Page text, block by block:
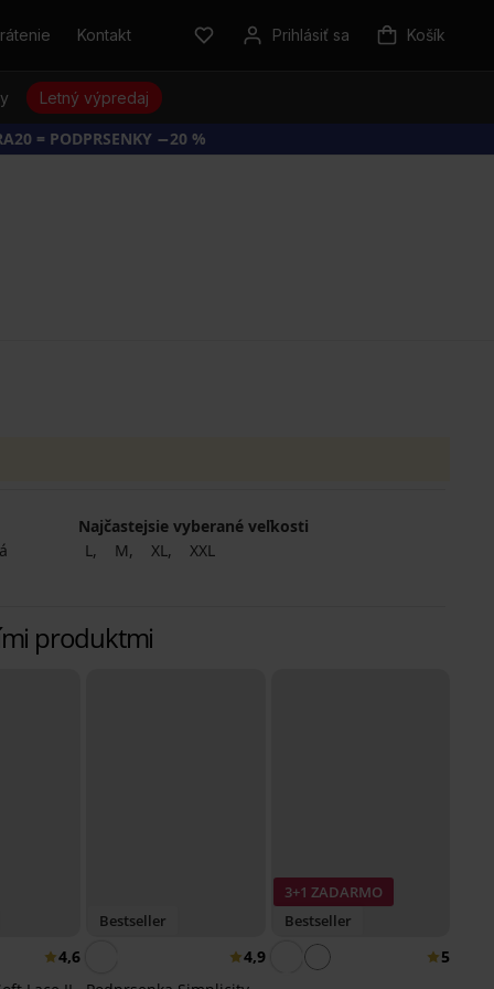
Kontakt Prihlásiť sa Košík
Letný výpredaj
= PODPRSENKY −20 %
Najčastejsie vyberané veľkosti
L
M XL XXL
produktmi
4,6
Bestseller
4,9
3+1 ZADARMO
Bestseller
5